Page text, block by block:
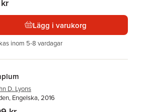
Lägg i varukorg
inom 5-8 vardagar
D. Lyons
Engelska, 2016